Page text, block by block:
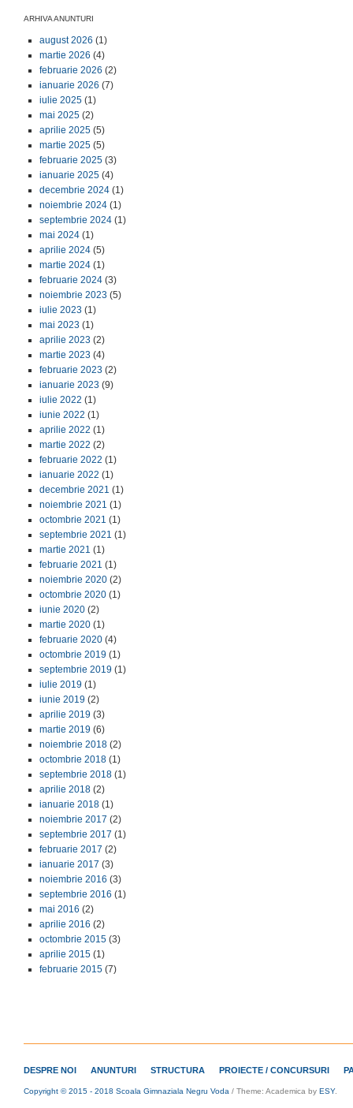
ARHIVA ANUNTURI
august 2026 (1)
martie 2026 (4)
februarie 2026 (2)
ianuarie 2026 (7)
iulie 2025 (1)
mai 2025 (2)
aprilie 2025 (5)
martie 2025 (5)
februarie 2025 (3)
ianuarie 2025 (4)
decembrie 2024 (1)
noiembrie 2024 (1)
septembrie 2024 (1)
mai 2024 (1)
aprilie 2024 (5)
martie 2024 (1)
februarie 2024 (3)
noiembrie 2023 (5)
iulie 2023 (1)
mai 2023 (1)
aprilie 2023 (2)
martie 2023 (4)
februarie 2023 (2)
ianuarie 2023 (9)
iulie 2022 (1)
iunie 2022 (1)
aprilie 2022 (1)
martie 2022 (2)
februarie 2022 (1)
ianuarie 2022 (1)
decembrie 2021 (1)
noiembrie 2021 (1)
octombrie 2021 (1)
septembrie 2021 (1)
martie 2021 (1)
februarie 2021 (1)
noiembrie 2020 (2)
octombrie 2020 (1)
iunie 2020 (2)
martie 2020 (1)
februarie 2020 (4)
octombrie 2019 (1)
septembrie 2019 (1)
iulie 2019 (1)
iunie 2019 (2)
aprilie 2019 (3)
martie 2019 (6)
noiembrie 2018 (2)
octombrie 2018 (1)
septembrie 2018 (1)
aprilie 2018 (2)
ianuarie 2018 (1)
noiembrie 2017 (2)
septembrie 2017 (1)
februarie 2017 (2)
ianuarie 2017 (3)
noiembrie 2016 (3)
septembrie 2016 (1)
mai 2016 (2)
aprilie 2016 (2)
octombrie 2015 (3)
aprilie 2015 (1)
februarie 2015 (7)
DESPRE NOI ANUNTURI STRUCTURA PROIECTE / CONCURSURI
Copyright © 2015 - 2018 Scoala Gimnaziala Negru Voda / Theme: Academica by ESY.